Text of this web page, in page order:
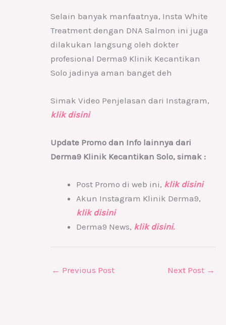
Selain banyak manfaatnya, Insta White
Treatment dengan DNA Salmon ini juga
dilakukan langsung oleh dokter
profesional Derma9 Klinik Kecantikan
Solo jadinya aman banget deh
Simak Video Penjelasan dari Instagram,
klik disini
Update Promo dan Info lainnya dari
Derma9 Klinik Kecantikan Solo, simak :
Post Promo di web ini, klik disini
Akun Instagram Klinik Derma9,
klik disini
Derma9 News, klik disini.
← Previous Post Next Post →